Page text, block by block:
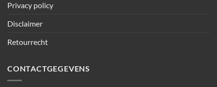
Privacy policy
Disclaimer
Retourrecht
CONTACTGEGEVENS